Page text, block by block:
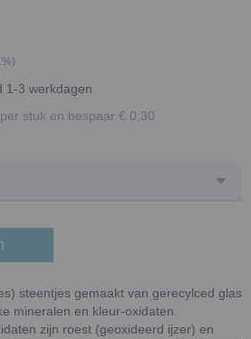
1-3 werkdagen
stuk en bespaar € 0,30
steentjes gemaakt van gerecylced glas
mineralen en kleur-oxidaten.
zijn roest (geoxideerd ijzer) en